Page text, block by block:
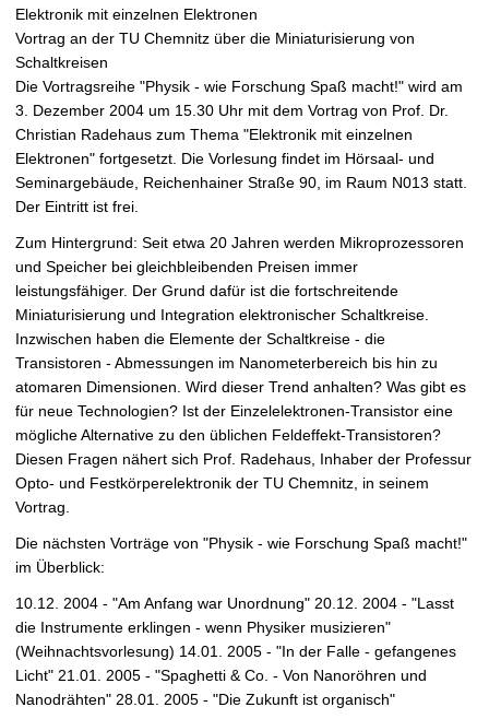
e
n
Elektronik mit einzelnen Elektronen
Vortrag an der TU Chemnitz über die Miniaturisierung von
Schaltkreisen
Die Vortragsreihe "Physik - wie Forschung Spaß macht!" wird am
3. Dezember 2004 um 15.30 Uhr mit dem Vortrag von Prof. Dr.
Christian Radehaus zum Thema "Elektronik mit einzelnen
Elektronen" fortgesetzt. Die Vorlesung findet im Hörsaal- und
Seminargebäude, Reichenhainer Straße 90, im Raum N013 statt.
Der Eintritt ist frei.
Zum Hintergrund: Seit etwa 20 Jahren werden Mikroprozessoren
und Speicher bei gleichbleibenden Preisen immer
leistungsfähiger. Der Grund dafür ist die fortschreitende
Miniaturisierung und Integration elektronischer Schaltkreise.
Inzwischen haben die Elemente der Schaltkreise - die
Transistoren - Abmessungen im Nanometerbereich bis hin zu
atomaren Dimensionen. Wird dieser Trend anhalten? Was gibt es
für neue Technologien? Ist der Einzelelektronen-Transistor eine
mögliche Alternative zu den üblichen Feldeffekt-Transistoren?
Diesen Fragen nähert sich Prof. Radehaus, Inhaber der Professur
Opto- und Festkörperelektronik der TU Chemnitz, in seinem
Vortrag.
Die nächsten Vorträge von "Physik - wie Forschung Spaß macht!"
im Überblick:
10.12. 2004 - "Am Anfang war Unordnung" 20.12. 2004 - "Lasst
die Instrumente erklingen - wenn Physiker musizieren"
(Weihnachtsvorlesung) 14.01. 2005 - "In der Falle - gefangenes
Licht" 21.01. 2005 - "Spaghetti & Co. - Von Nanoröhren und
Nanodrähten" 28.01. 2005 - "Die Zukunft ist organisch"